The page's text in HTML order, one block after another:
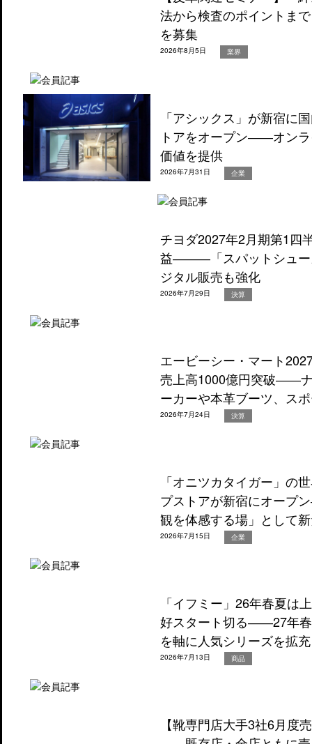
法から検査のポイントま
を募集
2026年8月5日 業界
「アシックス」が新宿に
トアをオープン――オン
価値を提供
2026年7月31日 企業
チヨダ2027年2月期第1四
益―――「スパットシュー
ジタル販売も強化
2026年7月29日 決算
エービーシー・マート
売上高1000億円突破――
ーカーや本革ブーツ、ス
2026年7月24日 決算
「オニツカタイガー」の
プストアが新宿にオープ
観を体感する場」として
2026年7月15日 企業
「イフミー」26年春夏は
好スタート切る――27年
を軸に人気シリーズを拡充
2026年7月13日 商品
【靴専門店大手3社6月度